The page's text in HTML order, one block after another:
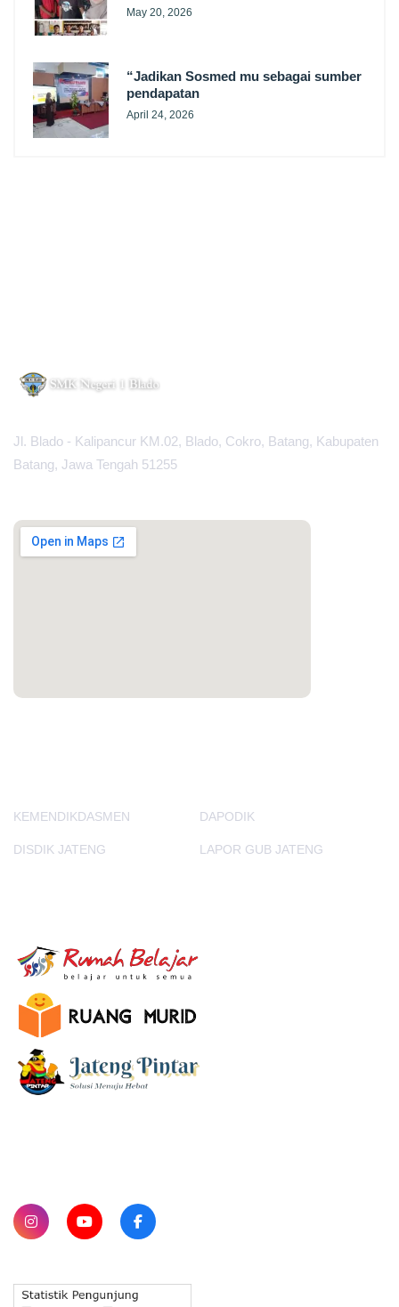
May 20, 2026
“Jadikan Sosmed mu sebagai sumber
pendapatan
April 24, 2026
Jl. Blado - Kalipancur KM.02, Blado, Cokro, Batang, Kabupaten
Batang, Jawa Tengah 51255
KEMENDIKDASMEN DAPODIK
DISDIK JATENG LAPOR GUB JATENG